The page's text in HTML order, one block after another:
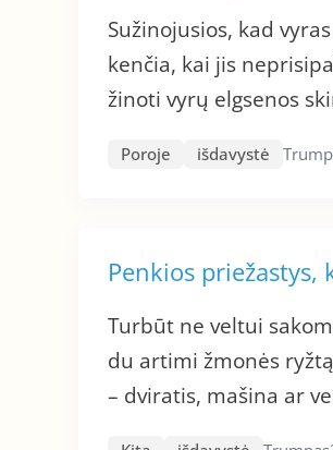
Sužinojusios, kad
kenčia, kai jis
žinoti vyrų elgsenos
Poroje išdavystė
Penkios
Turbūt ne veltui
du artimi žmonės
– dviratis, mašina ar